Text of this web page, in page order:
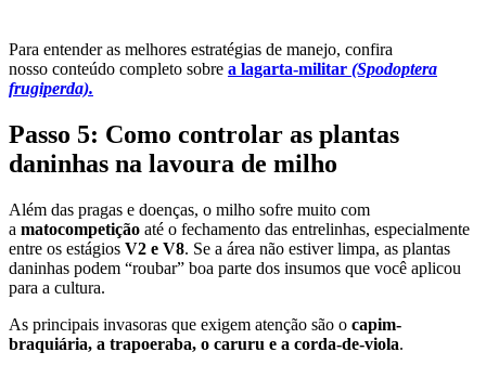
Para entender as melhores estratégias de manejo, confira
nosso conteúdo completo sobre a lagarta-militar (Spodoptera
frugiperda).
Passo 5: Como controlar as plantas
daninhas na lavoura de milho
Além das pragas e doenças, o milho sofre muito com
a matocompetição até o fechamento das entrelinhas, especialmente
entre os estágios V2 e V8. Se a área não estiver limpa, as plantas
daninhas podem “roubar” boa parte dos insumos que você aplicou
para a cultura.
As principais invasoras que exigem atenção são o capim-
braquiária, a trapoeraba, o caruru e a corda-de-viola.